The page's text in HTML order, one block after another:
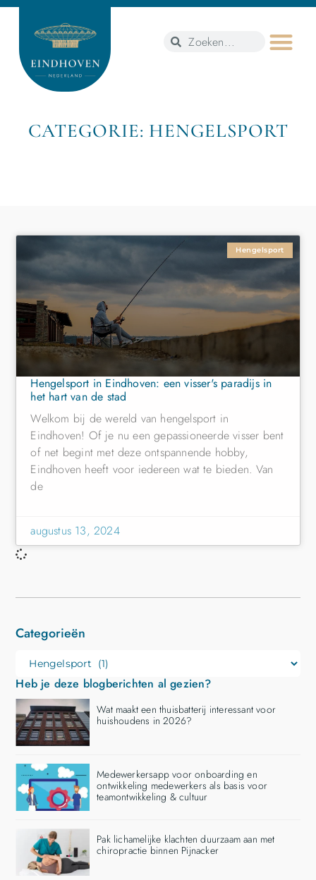
CATEGORIE: HENGELSPORT
Categorieën
Heb je deze blogberichten al gezien?
Wat maakt een thuisbatterij interessant voor
huishoudens in 2026?
Medewerkersapp voor onboarding en
ontwikkeling medewerkers als basis voor
teamontwikkeling & cultuur
Pak lichamelijke klachten duurzaam aan met
chiropractie binnen Pijnacker
Hengelsport
Hengelsport in Eindhoven: een visser's paradijs in
het hart van de stad
Welkom bij de wereld van hengelsport in
Eindhoven! Of je nu een gepassioneerde visser bent
of net begint met deze ontspannende hobby,
Eindhoven heeft voor iedereen wat te bieden. Van
de
augustus 13, 2024